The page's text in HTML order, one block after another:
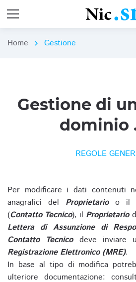
Home chevron_right Gestione
Gestione di
dominio
REGOLE
Per modificare i dati contenuti
anagrafici del Proprietarioo il
(Contatto Tecnico), il Proprietario
Lettera di Assunzione di
Contatto Tecnicodeve inviare
Registrazione Elettronico (MRE).
In base al tipo di modifica
ulteriore documentazione: